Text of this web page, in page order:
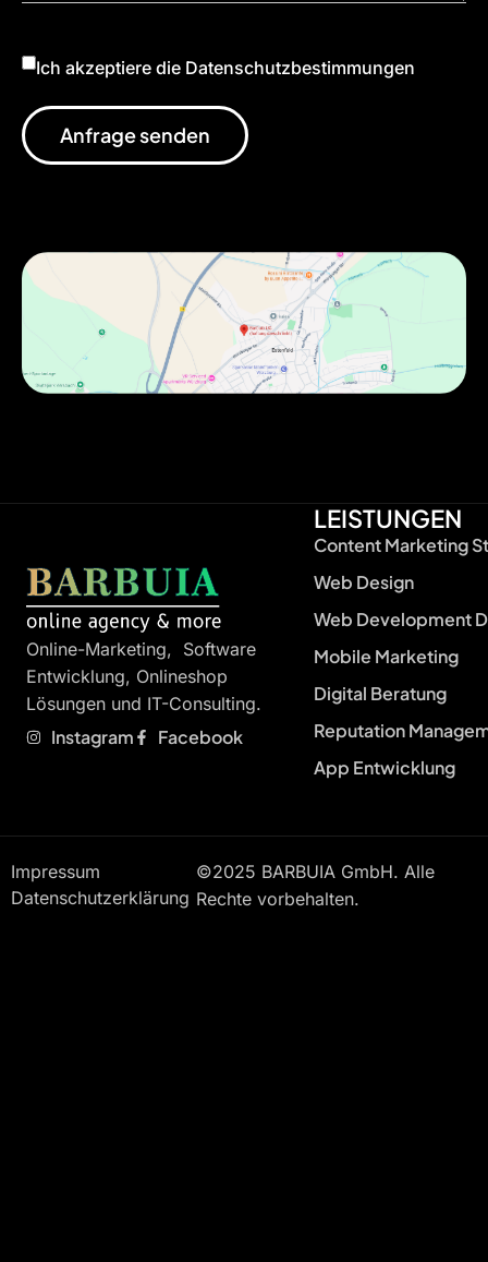
Ich akzeptiere die Datenschutzbestimmungen
Anfrage senden
Online-Marketing, Software
Entwicklung, Onlineshop
Lösungen und IT-Consulting.
Instagram Facebook
LEISTUNGEN
Content Marketing
Web Design
Web Development
Mobile Marketing
Digital Beratung
Reputation
App Entwicklung
Impressum
Datenschutzerklärung
©2025 BARBUIA GmbH. Alle
Rechte vorbehalten.